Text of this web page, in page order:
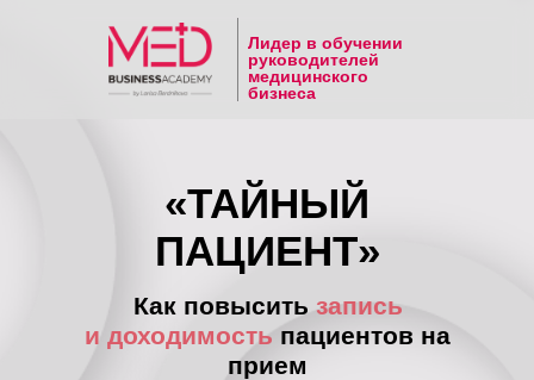
Лидер в обучении
руководителей
медицинского
бизнеса
«ТАЙНЫЙ
ПАЦИЕНТ»
Как повысить запись
и доходимость пациентов на
прием